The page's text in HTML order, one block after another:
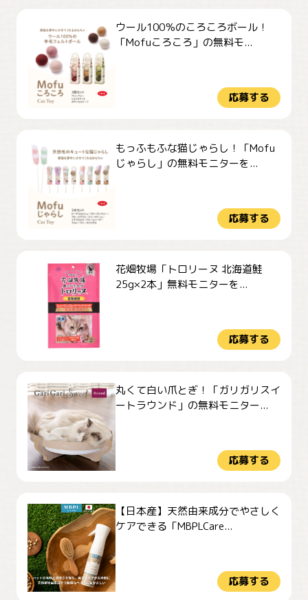
ウール100％のころころボール！
「Mofuころころ」の無料モ...
応募する
もっふもふな猫じゃらし！「Mofu
じゃらし」の無料モニターを...
応募する
花畑牧場「トロリーヌ 北海道鮭
25g×2本」無料モニターを...
応募する
丸くて白い爪とぎ！「ガリガリスイ
ートラウンド」の無料モニター...
応募する
【日本産】天然由来成分でやさしく
ケアできる「MBPLCare...
応募する